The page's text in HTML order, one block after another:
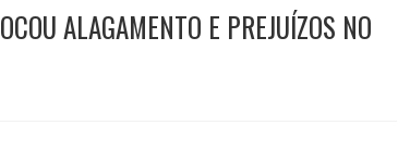
ALAGAMENTO E PREJUÍZOS NO